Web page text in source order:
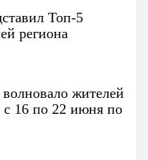
Топ-5
региона
жителей
с 16 по 22 июня по